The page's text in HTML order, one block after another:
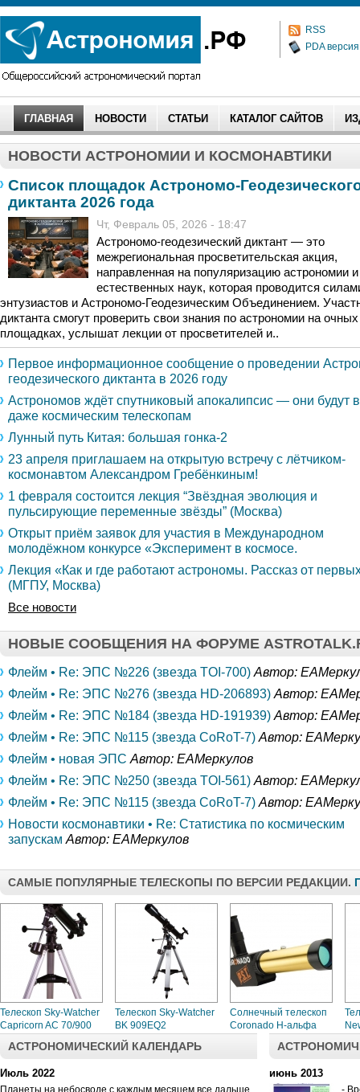
RSS
PDA версия
ГЛАВНАЯ НОВОСТИ СТАТЬИ КАТАЛОГ САЙТОВ
НОВОСТИ АСТРОНОМИИ И КОСМОНАВТИКИ
Список площадок Астрономо-
диктанта 2026 года
Чт, Февраль 05, 2026 - 18:47
Астрономо-геодезический диктант — это
межрегиональная просветительская акция,
направленная на популяризацию астрономии и
естественных наук, которая проводится
энтузиастов и Астрономо-Геодезическим Объединением.
диктанта смогут проверить свои знания по астрономии на очных
площадках, услышат лекции от просветителей и..
Первое информационное сообщение о проведении
геодезического диктанта в 2026 году
Астрономов ждёт спутниковый апокалипсис — они будут
даже космическим телескопам
Лунный путь Китая: большая гонка-2
23 апреля приглашаем на открытую встречу с лётчиком-
космонавтом Александром Гребёнкиным!
1 февраля состоится лекция “Звёздная эволюция и
пульсирующие переменные звёзды” (Москва)
Открыт приём заявок для участия в Международном
молодёжном конкурсе «Эксперимент в космосе.
Лекция «Как и где работают астрономы. Рассказ от
(МГПУ, Москва)
Все новости
НОВЫЕ СООБЩЕНИЯ НА ФОРУМЕ
Флейм • Re: ЭПС №226 (звезда TOI-700) Автор:
Флейм • Re: ЭПС №276 (звезда HD-206893) Автор:
Флейм • Re: ЭПС №184 (звезда HD-191939) Автор:
Флейм • Re: ЭПС №115 (звезда CoRoT-7) Автор:
Флейм • новая ЭПС Автор: ЕАМеркулов
Флейм • Re: ЭПС №250 (звезда TOI-561) Автор:
Флейм • Re: ЭПС №115 (звезда CoRoT-7) Автор:
Новости космонавтики • Re: Статистика по космическим
запускам Автор: ЕАМеркулов
САМЫЕ ПОПУЛЯРНЫЕ ТЕЛЕСКОПЫ ПО ВЕРСИИ РЕДАКЦИИ.
Телескоп Sky-Watcher
Capricorn AC 70/900
Телескоп Sky-Watcher
BK 909EQ2
Солнечный телескоп
Coronado H-альфа
АСТРОНОМИЧЕСКИЙ КАЛЕНДАРЬ
Июль 2022
Планеты на небосводе с каждым месяцем все дальше
июнь 2013
-